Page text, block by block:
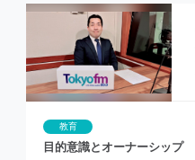
教育
目的意識とオーナーシップ